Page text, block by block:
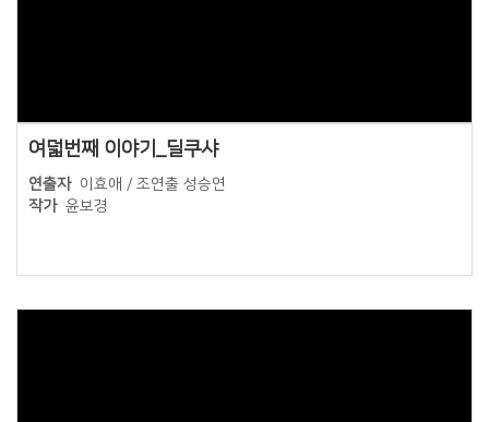
여덟번째 이야기_딜쿠샤
연출자 이효애 / 조연출 성승연
작가 윤보경